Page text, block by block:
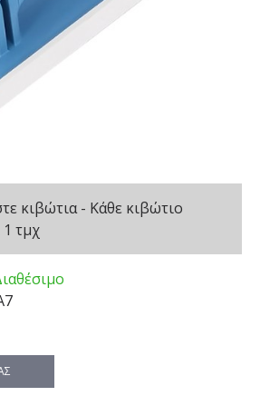
κιβώτια - Κάθε κιβώτιο
1 τμχ